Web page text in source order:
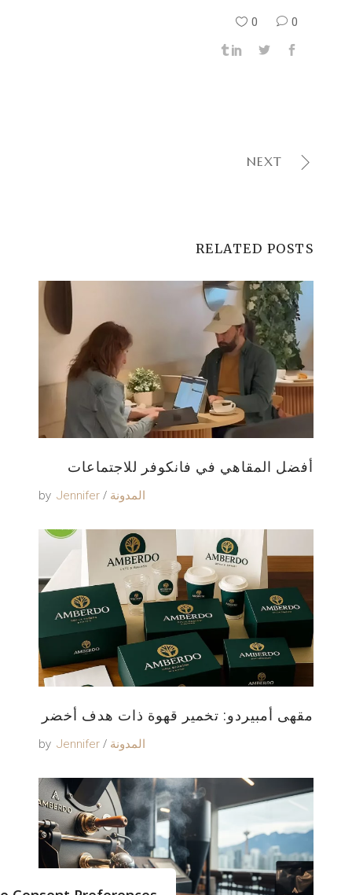
0
0
NEXT
RELATED POSTS
أفضل المقاهي في فانكوفر للاجتماعات
by Jennifer المدونة
مقهى أمبيردو: تخمير قهوة ذات هدف أخضر
by Jennifer المدونة